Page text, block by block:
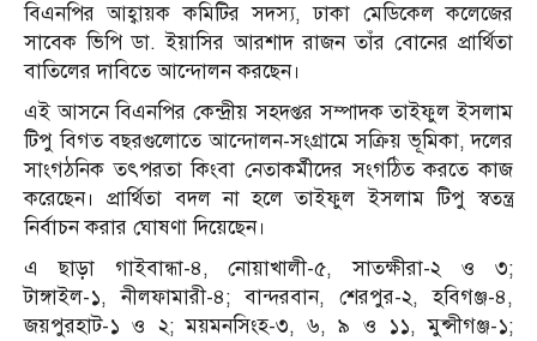
বিএনপির আহ্বায়ক কমিটির সদস্য, ঢাকা মেডিকেল কলেজের
সাবেক ভিপি ডা. ইয়াসির আরশাদ রাজন তাঁর বোনের প্রার্থিতা
বাতিলের দাবিতে আন্দোলন করছেন।
এই আসনে বিএনপির কেন্দ্রীয় সহদপ্তর সম্পাদক তাইফুল ইসলাম
টিপু বিগত বছরগুলোতে আন্দোলন-সংগ্রামে সক্রিয় ভূমিকা, দলের
সাংগঠনিক তৎপরতা কিংবা নেতাকর্মীদের সংগঠিত করতে কাজ
করেছেন। প্রার্থিতা বদল না হলে তাইফুল ইসলাম টিপু স্বতন্ত্র
নির্বাচন করার ঘোষণা দিয়েছেন।
এ ছাড়া গাইবান্ধা-৪, নোয়াখালী-৫, সাতক্ষীরা-২ ও ৩;
টাঙ্গাইল-১, নীলফামারী-৪; বান্দরবান, শেরপুর-২, হবিগঞ্জ-৪,
জয়পুরহাট-১ ও ২; ময়মনসিংহ-৩, ৬, ৯ ও ১১, মুন্সীগঞ্জ-১;